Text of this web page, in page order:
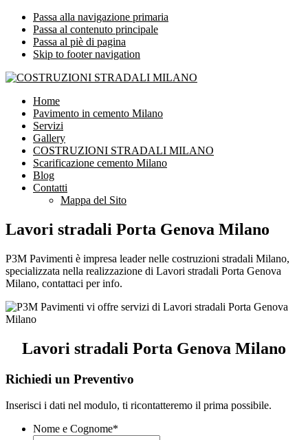
Passa alla navigazione primaria
Passa al contenuto principale
Passa al piè di pagina
Skip to footer navigation
COSTRUZIONI STRADALI MILANO
Impresa leader nelle costruzioni stradali Milano
Home
Pavimento in cemento Milano
Servizi
Gallery
COSTRUZIONI STRADALI MILANO
Scarificazione cemento Milano
Blog
Contatti
Mappa del Sito
Lavori stradali Porta Genova Milano
P3M Pavimenti è impresa leader nelle costruzioni stradali Milano,
specializzata nella realizzazione di Lavori stradali Porta Genova
Milano, contattaci per info.
Lavori stradali Porta Genova Milano
Richiedi un Preventivo
Inserisci i dati nel modulo, ti ricontatteremo il prima possibile.
Nome e Cognome*